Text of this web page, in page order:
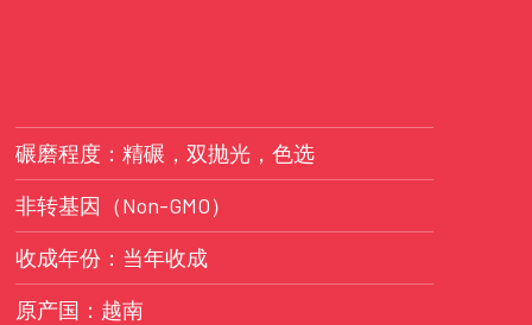
碾磨程度：精碾，双抛光，色选
非转基因（Non-GMO）
收成年份：当年收成
原产国：越南